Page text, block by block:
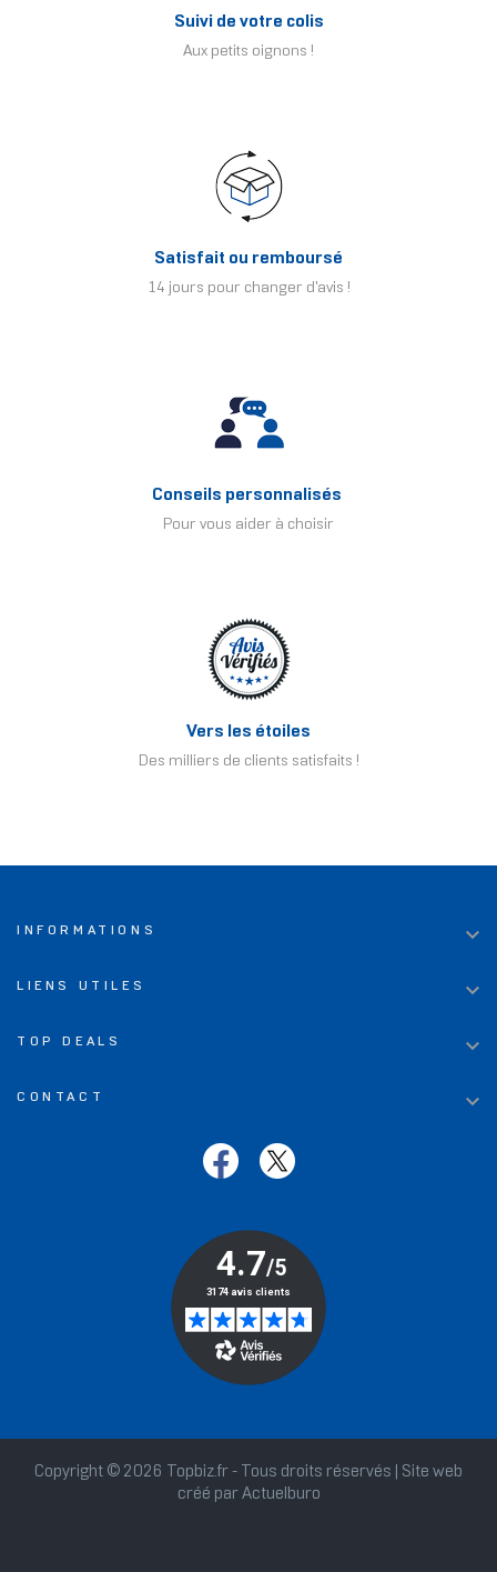
Suivi de votre colis
Aux petits oignons !
Satisfait ou remboursé
14 jours pour changer d'avis !
Conseils personnalisés
Pour vous aider à choisir
Vers les étoiles
Des milliers de clients satisfaits !
INFORMATIONS 
LIENS UTILES 
TOP DEALS 
CONTACT 
Copyright © 2026 Topbiz.fr - Tous droits réservés | Site web
créé par Actuelburo